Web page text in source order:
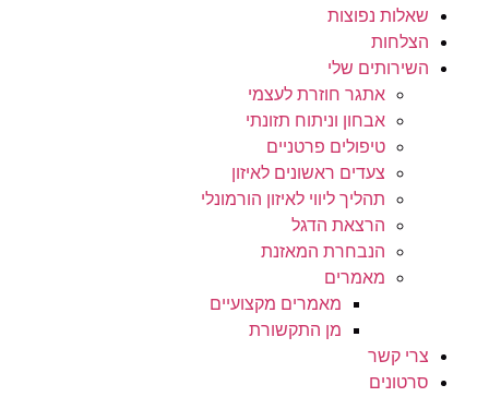
שאלות נפוצות
הצלחות
השירותים שלי
אתגר חוזרת לעצמי
אבחון וניתוח תזונתי
טיפולים פרטניים
צעדים ראשונים לאיזון
תהליך ליווי לאיזון הורמונלי
הרצאת הדגל
הנבחרת המאזנת
מאמרים
מאמרים מקצועיים
מן התקשורת
צרי קשר
סרטונים